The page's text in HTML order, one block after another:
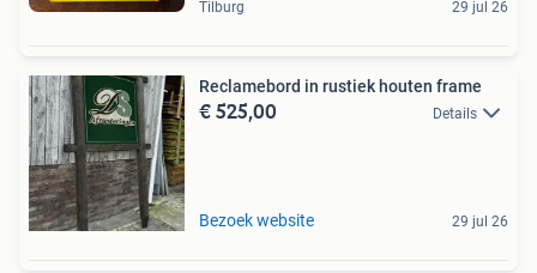
Tilburg 29 jul 26
Reclamebord in rustiek houten frame
€ 525,00 Details
Bezoek website 29 jul 26